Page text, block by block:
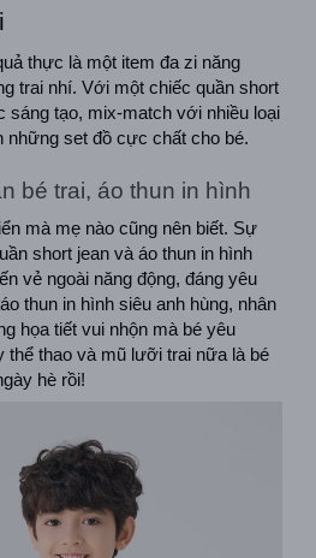
thực là một item đa zi năng
trai nhí. Với một chiếc quần short
sáng tạo, mix-match với nhiều loại
những set đồ cực chất cho bé.
bé trai, áo thun in hình
mà mẹ nào cũng nên biết. Sự
short jean và áo thun in hình
vẻ ngoài năng động, đáng yêu
thun in hình siêu anh hùng, nhân
họa tiết vui nhộn mà bé yêu
thể thao và mũ lưỡi trai nữa là bé
hè rồi!